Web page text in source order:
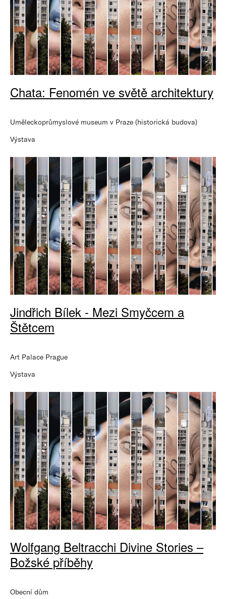
Chata: Fenomén ve světě architektury
Uměleckoprůmyslové museum v Praze (historická budova)
Výstava
Jindřich Bílek - Mezi Smyčcem a
Štětcem
Art Palace Prague
Výstava
Wolfgang Beltracchi Divine Stories –
Božské příběhy
Obecní dům